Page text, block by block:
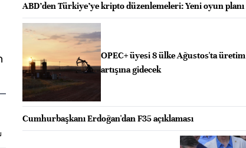
ABD’den Türkiye’ye kripto düzenlemeleri: Yeni oyun planı
OPEC+ üyesi 8 ülke Ağustos'ta üretim
artışına gidecek
Cumhurbaşkanı Erdoğan'dan F35 açıklaması